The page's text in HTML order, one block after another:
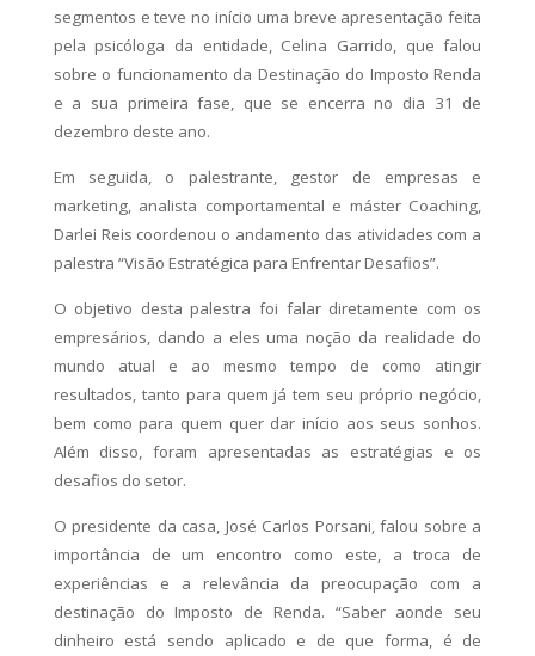
segmentos e teve no início uma breve apresentação feita
pela psicóloga da entidade, Celina Garrido, que falou
sobre o funcionamento da Destinação do Imposto Renda
e a sua primeira fase, que se encerra no dia 31 de
dezembro deste ano.
Em seguida, o palestrante, gestor de empresas e
marketing, analista comportamental e máster Coaching,
Darlei Reis coordenou o andamento das atividades com a
palestra “Visão Estratégica para Enfrentar Desafios”.
O objetivo desta palestra foi falar diretamente com os
empresários, dando a eles uma noção da realidade do
mundo atual e ao mesmo tempo de como atingir
resultados, tanto para quem já tem seu próprio negócio,
bem como para quem quer dar início aos seus sonhos.
Além disso, foram apresentadas as estratégias e os
desafios do setor.
O presidente da casa, José Carlos Porsani, falou sobre a
importância de um encontro como este, a troca de
experiências e a relevância da preocupação com a
destinação do Imposto de Renda. “Saber aonde seu
dinheiro está sendo aplicado e de que forma, é de